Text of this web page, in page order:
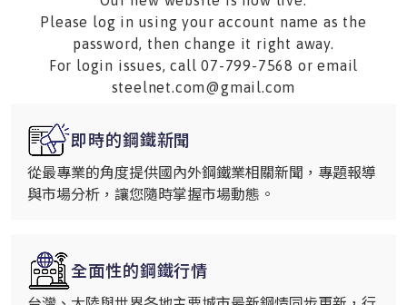
Please log in using your account name as the
password, then change it right away.
For login issues, call 07-799-7568 or email
steelnet.com@gmail.com
即時的鋼鐵新聞
從最專業的角度提供國內外鋼鐵業相關新聞，專題報導
與市場分析，讓您隨時掌握市場動態。
全面性的鋼鐵行情